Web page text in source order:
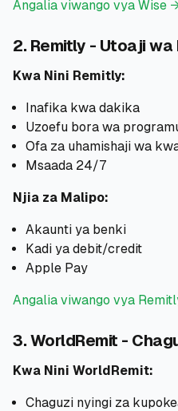
Angalia viwango vya Wise
2. Remitly - Utoaji wa
Kwa Nini Remitly:
Inafika kwa dakika
Uzoefu bora wa
Ofa za uhamishaji wa
Msaada 24/7
Njia za Malipo:
Akaunti ya benki
Kadi ya debit/credit
Apple Pay
Angalia viwango vya
3. WorldRemit -
Kwa Nini WorldRemit:
Chaguzi nyingi za